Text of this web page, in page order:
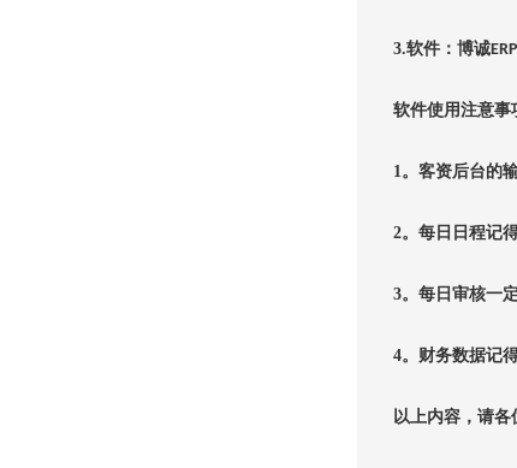
3.软件：博诚ERP
软件使用注意事
1。客资后台的
2。每日日程记
3。每日审核一
4。财务数据记
以上内容，请各